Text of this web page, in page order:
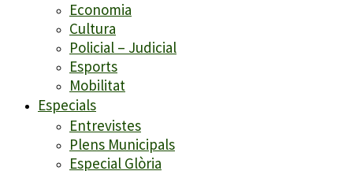
Economia
Cultura
Policial – Judicial
Esports
Mobilitat
Especials
Entrevistes
Plens Municipals
Especial Glòria